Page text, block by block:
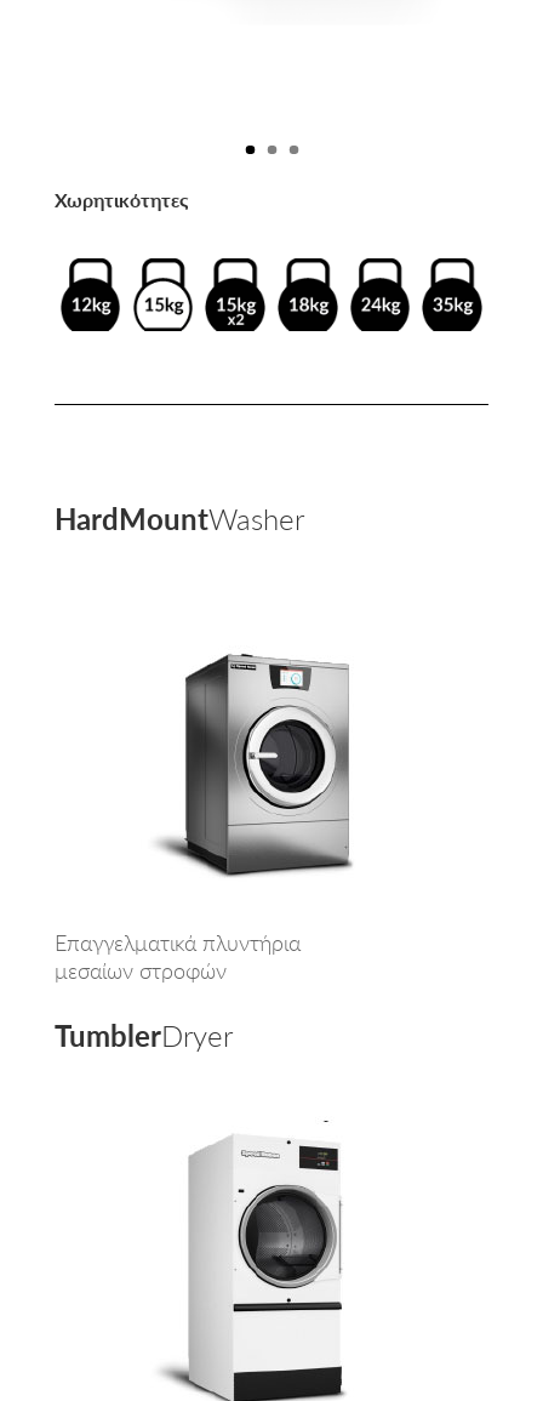
Χωρητικότητες
HardMountWasher
Επαγγελματικά πλυντήρια
μεσαίων στροφών
TumblerDryer